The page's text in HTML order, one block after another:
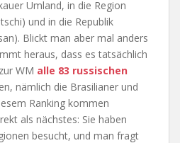
Umland, in die Region
und in die Republik
Blickt man aber mal anders
heraus, dass es tatsächlich
WM alle 83 russischen
nämlich die Brasilianer und
Ranking kommen
als nächstes: Sie haben
besucht, und man fragt